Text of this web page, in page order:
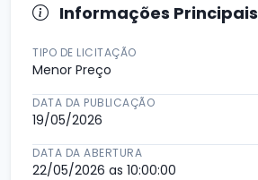
Informações Principais
TIPO DE LICITAÇÃO
Menor Preço
DATA DA PUBLICAÇÃO
19/05/2026
DATA DA ABERTURA
22/05/2026 as 10:00:00